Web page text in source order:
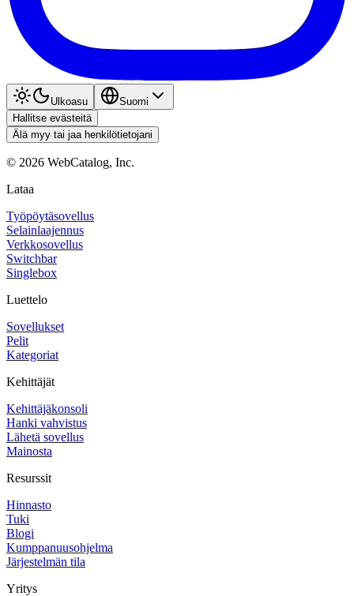
Ulkoasu
Suomi
Hallitse evästeitä
Älä myy tai jaa henkilötietojani
© 2026 WebCatalog, Inc.
Lataa
Työpöytäsovellus
Selainlaajennus
Verkkosovellus
Switchbar
Singlebox
Luettelo
Sovellukset
Pelit
Kategoriat
Kehittäjät
Kehittäjäkonsoli
Hanki vahvistus
Lähetä sovellus
Mainosta
Resurssit
Hinnasto
Tuki
Blogi
Kumppanuusohjelma
Järjestelmän tila
Yritys